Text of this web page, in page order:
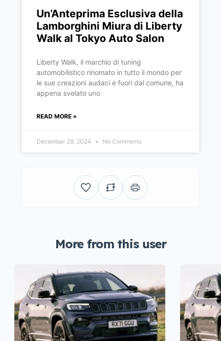
Un’Anteprima Esclusiva della
Lamborghini Miura di Liberty
Walk al Tokyo Auto Salon
Liberty Walk, il marchio di tuning
automobilistico rinomato in tutto il mondo per
le sue creazioni audaci e fuori dal comune, ha
appena svelato uno
READ MORE »
December 28, 2024 No Comments
More from this user